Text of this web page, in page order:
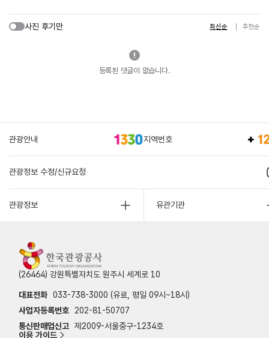
사진 후기만 최신순 추천순
등록된 댓글이 없습니다.
관광안내 지역번호
관광정보 수정/신규요청
관광정보 유관기관
(26464) 강원특별자치도 원주시 세계로 10
대표전화 033-738-3000 (유료, 평일 09시~18시)
사업자등록번호
202-81-50707
통신판매업신고 제2009-서울중구-1234호
이용 가이드